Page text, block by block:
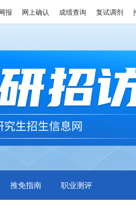
报 网上确认 成绩查询 复试调剂
推免指南 职业测评